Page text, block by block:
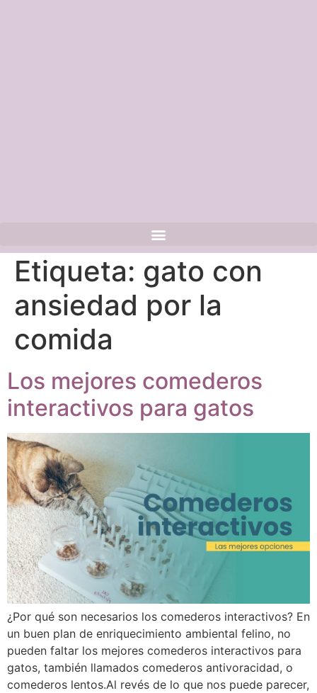
Etiqueta: gato con
ansiedad por la
comida
Los mejores comederos
interactivos para gatos
¿Por qué son necesarios los comederos interactivos? En
un buen plan de enriquecimiento ambiental felino, no
pueden faltar los mejores comederos interactivos para
gatos, también llamados comederos antivoracidad, o
comederos lentos.Al revés de lo que nos puede parecer,